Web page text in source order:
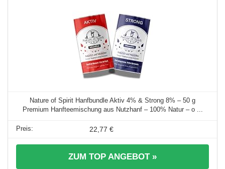
Nature of Spirit Hanfbundle Aktiv 4% & Strong 8% – 50 g
Premium Hanfteemischung aus Nutzhanf – 100% Natur – o ...
22,77 €
ZUM TOP ANGEBOT »